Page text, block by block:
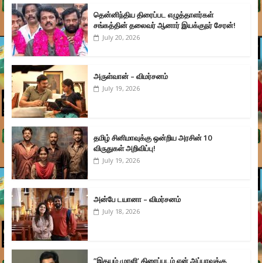
தென்னிந்திய திரைப்பட எழுத்தாளர்கள்
சங்கத்தின் தலைவர் ஆனார் இயக்குநர் சேரன்!
July 20, 2026
அருள்வான் – விமர்சனம்
July 19, 2026
தமிழ் சினிமாவுக்கு ஒன்றிய அரசின் 10
விருதுகள் அறிவிப்பு!
July 19, 2026
அன்பே டயானா – விமர்சனம்
July 18, 2026
”இதயம் முரளி’ திரைப்படம் என் அப்பாவுக்கு